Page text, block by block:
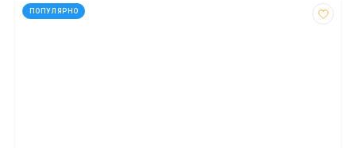
ПОПУЛЯРНО
код: 28047